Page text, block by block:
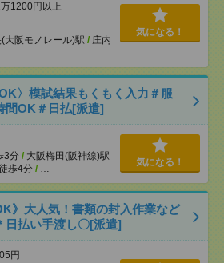
1200円以上
大阪モノレール)駅 / 庄内
気になる！
〉模試結果もくもく入力＃服
間OK＃日払[派遣]
3分 / 大阪梅田(阪神線)駅
歩4分 / …
気になる！
》大人気！書類の封入作業など
日払い手渡し〇[派遣]
円